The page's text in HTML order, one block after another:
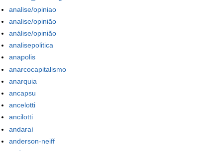
analise/opiniao
analise/opinião
análise/opinião
analisepolitica
anapolis
anarcocapitalismo
anarquia
ancapsu
ancelotti
ancilotti
andaraí
anderson-neiff